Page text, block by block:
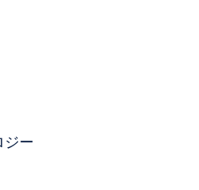
ジー